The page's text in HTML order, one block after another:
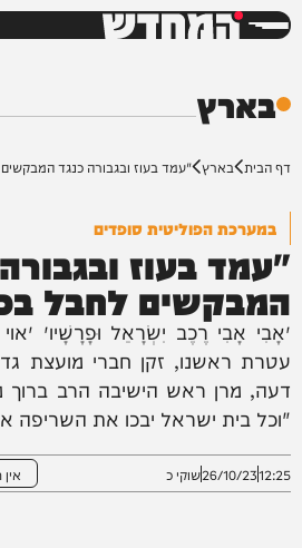
המחדש
בארץ
דף הבית בארץ "עמד בעוז ובגבורה כנגד
במערכת הפוליטית סופדים
"עמד בעוז
המבקשים לחבל
״אָבִי אָבִי רֶכֶב יִשְׂרָאֵל וּפָרָשָׁיו״
עטרת ראשנו, זקן חברי מועצת
דעה, מרן ראש הישיבה הרב ברוך
"וכל בית ישראל יבכו את
12:25
26/10/23שוקי כ